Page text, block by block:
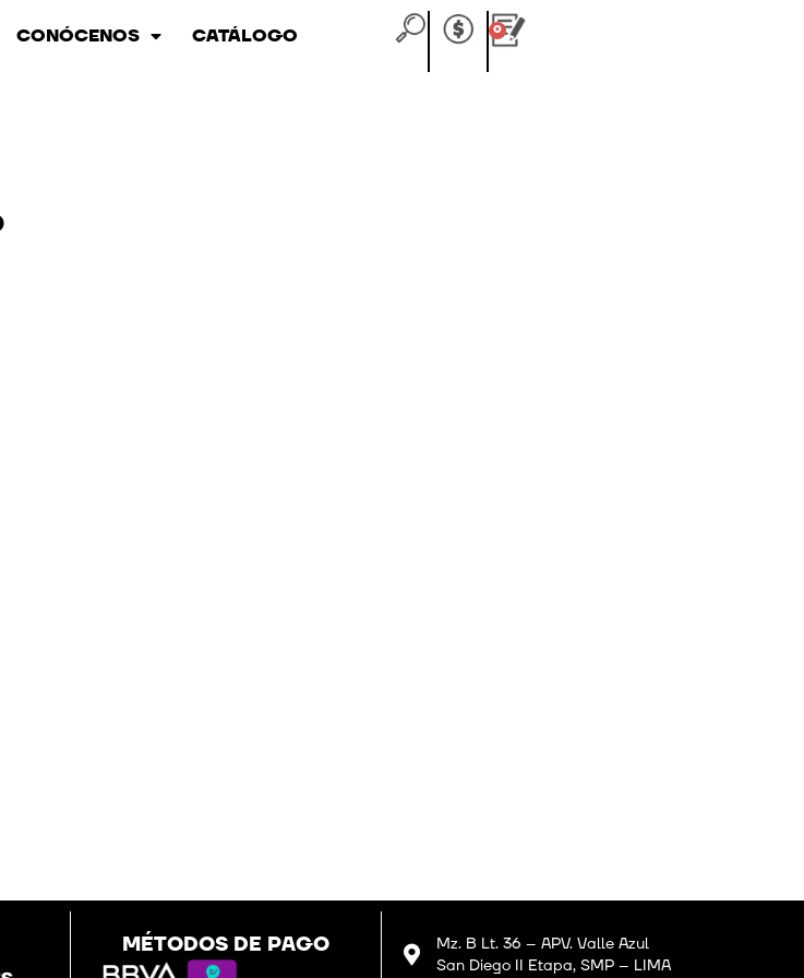
CONÓCENOS CATÁLOGO 0
Carrito
MÉTODOS DE PAGO
Mz. B Lt. 36 – APV. Valle Azul
San Diego II Etapa, SMP – LIMA